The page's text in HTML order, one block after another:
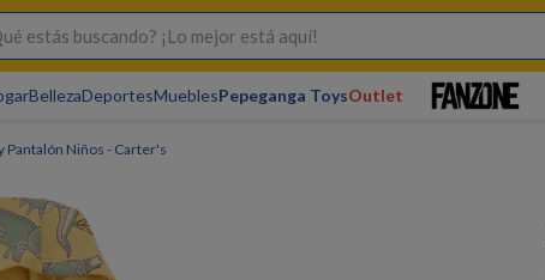
buscando? ¡Lo mejor está aquí!
BellezaDeportesMueblesPepeganga ToysOutlet
Pantalón Niños - Carter's